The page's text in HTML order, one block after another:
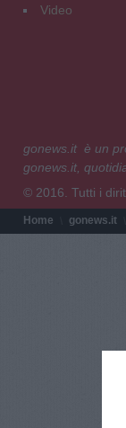
Video
gonews.it è un
gonews.it,
© 2016. Tutti i
Home gonews.it